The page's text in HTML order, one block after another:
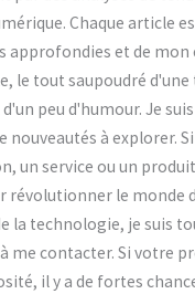
Chaque article
approfondies et de mon
le tout saupoudré d'une
peu d'humour. Je
nouveautés à explorer.
un service ou un
révolutionner le monde
la technologie, je suis
me contacter. Si votre
il y a de fortes